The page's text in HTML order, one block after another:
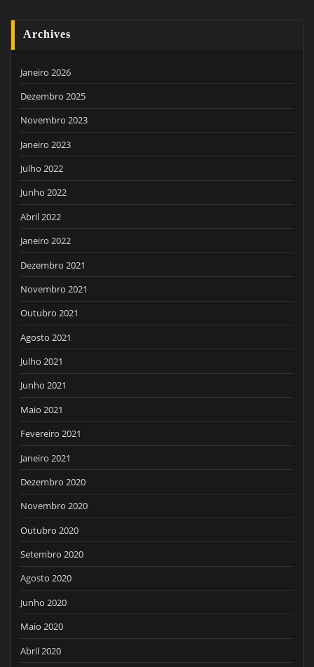
Archives
Janeiro 2026
Dezembro 2025
Novembro 2023
Janeiro 2023
Julho 2022
Junho 2022
Abril 2022
Janeiro 2022
Dezembro 2021
Novembro 2021
Outubro 2021
Agosto 2021
Julho 2021
Junho 2021
Maio 2021
Fevereiro 2021
Janeiro 2021
Dezembro 2020
Novembro 2020
Outubro 2020
Setembro 2020
Agosto 2020
Junho 2020
Maio 2020
Abril 2020